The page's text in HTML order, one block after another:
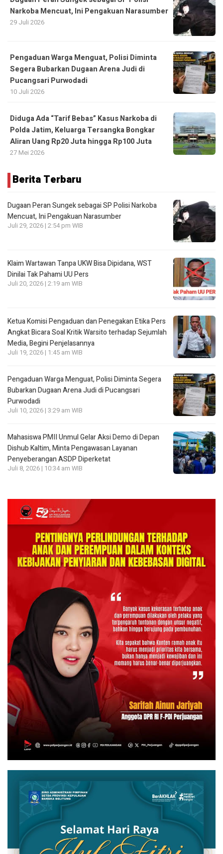
Narkoba Mencuat, Ini Pengakuan Narasumber
29 Juli 2026
Pengaduan Warga Menguat, Polisi Diminta
Segera Bubarkan Dugaan Arena Judi di
Pucangsari Purwodadi
10 Juli 2026
Diduga Ada “Tarif Bebas” Kasus Narkoba di
Polda Jatim, Keluarga Tersangka Bongkar
Aliran Uang Rp20 Juta hingga Rp100 Juta
27 Mei 2026
Berita Terbaru
Dugaan Peran Sungek sebagai SP Polisi Narkoba
Mencuat, Ini Pengakuan Narasumber
Juli 29, 2026 | 2:54 pm WIB
Klaim Wartawan Tanpa UKW Bisa Dipidana, WST
Dinilai Tak Pahami UU Pers
Juli 20, 2026 | 2:19 am WIB
Ketua Komisi Pengaduan dan Penegakan Etika Pers
Angkat Bicara Soal Kritik Warsito terhadap Sejumlah
Media, Begini Penjelasannya
Juli 19, 2026 | 1:45 am WIB
Pengaduan Warga Menguat, Polisi Diminta Segera
Bubarkan Dugaan Arena Judi di Pucangsari
Purwodadi
Juli 10, 2026 | 3:29 am WIB
Mahasiswa PMII Unmul Gelar Aksi Demo di Depan
Dishub Kaltim, Minta Pengawasan Layanan
Penyeberangan ASDP Diperketat
Juli 8, 2026 | 10:34 am WIB